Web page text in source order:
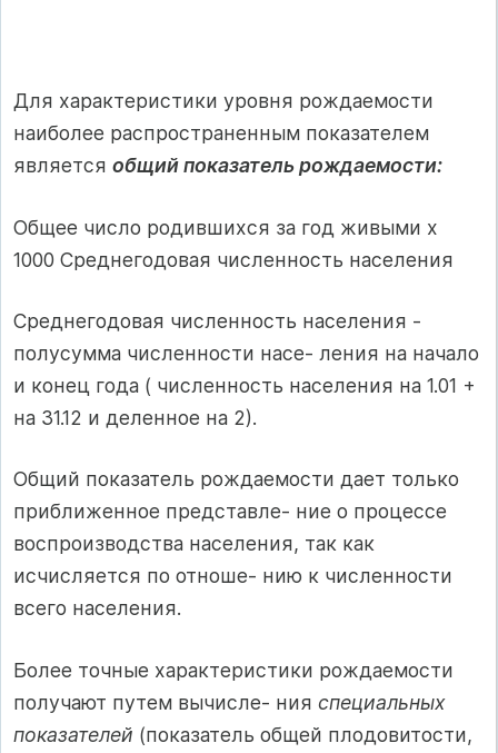
Для характеристики уровня рождаемости
наиболее распространенным показателем
является общий показатель рождаемости:
Общее число родившихся за год живыми х
1000 Среднегодовая численность населения
Среднегодовая численность населения -
полусумма численности насе- ления на начало
и конец года ( численность населения на 1.01 +
на 31.12 и деленное на 2).
Общий показатель рождаемости дает только
приближенное представле- ние о процессе
воспроизводства населения, так как
исчисляется по отноше- нию к численности
всего населения.
Более точные характеристики рождаемости
получают путем вычисле- ния специальных
показателей (показатель общей плодовитости,